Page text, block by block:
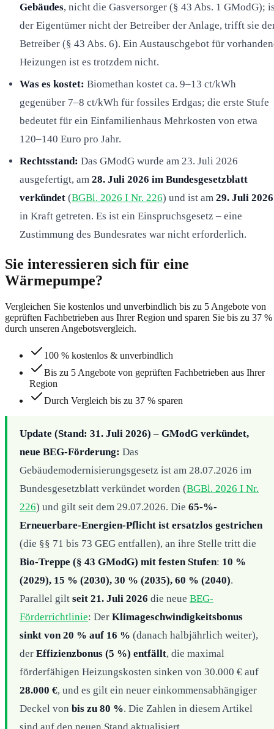
Gebäudes, nicht die Gasversorger (§ 43 Abs. 1 GModG);
der Eigentümer nicht der Betreiber der Anlage, trifft sie
Betreiber (§ 43 Abs. 6). Ein Austauschgebot für
Heizungen ist es trotzdem nicht.
Was es kostet: Biomethan kostet ca. 9–13 ct/kWh
gegenüber 7–8 ct/kWh für fossiles Erdgas; die erste Stufe
bedeutet für ein Einfamilienhaus Mehrkosten von etwa
120–140 Euro pro Jahr.
Rechtsstand: Das GModG wurde am 23. Juli 2026
ausgefertigt, am 28. Juli 2026 im Bundesgesetzblatt
verkündet (BGBl. 2026 I Nr. 226) und ist am 29. Juli 2026
in Kraft getreten. Es ist ein Einspruchsgesetz – eine
Zustimmung des Bundesrates war nicht erforderlich.
Sie interessieren sich für eine
Wärmepumpe?
Vergleichen Sie kostenlos und unverbindlich bis zu 5 Angebote von
geprüften Fachbetrieben aus Ihrer Region und sparen Sie bis zu 37 %
durch unseren Angebotsvergleich.
100 % kostenlos & unverbindlich
Bis zu 5 Angebote von geprüften Fachbetrieben aus Ihrer
Region
Durch Vergleich bis zu 37 % sparen
Update (Stand: 31. Juli 2026) – GModG verkündet,
neue BEG-Förderung: Das
Gebäudemodernisierungsgesetz ist am 28.07.2026 im
Bundesgesetzblatt verkündet worden (BGBl. 2026 I Nr.
226) und gilt seit dem 29.07.2026. Die 65-%-
Erneuerbare-Energien-Pflicht ist ersatzlos gestrichen
(die §§ 71 bis 73 GEG entfallen), an ihre Stelle tritt die
Bio-Treppe (§ 43 GModG) mit festen Stufen: 10 %
(2029), 15 % (2030), 30 % (2035), 60 % (2040).
Parallel gilt seit 21. Juli 2026 die neue BEG-
Förderrichtlinie: Der Klimageschwindigkeitsbonus
sinkt von 20 % auf 16 % (danach halbjährlich weiter),
der Effizienzbonus (5 %) entfällt, die maximal
förderfähigen Heizungskosten sinken von 30.000 € auf
28.000 €, und es gilt ein neuer einkommensabhängiger
Deckel von bis zu 80 %. Die Zahlen in diesem Artikel